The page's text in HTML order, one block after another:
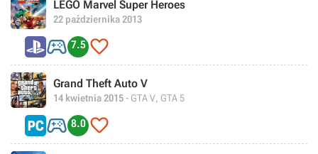
LEGO Marvel Super Heroes
22 października 2013
 7.5 
Grand Theft Auto V
14 kwietnia 2015- GTA V, GTA 5
 8.0 